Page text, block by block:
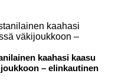
kaahasi kaasu
– elinkautinen